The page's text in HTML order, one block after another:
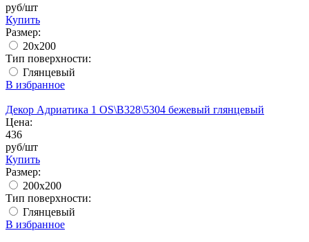
руб/шт
Купить
Размер:
20х200
Тип поверхности:
Глянцевый
В избранное
Декор Адриатика 1 OS\B328\5304 бежевый глянцевый
Цена:
436
руб/шт
Купить
Размер:
200x200
Тип поверхности:
Глянцевый
В избранное